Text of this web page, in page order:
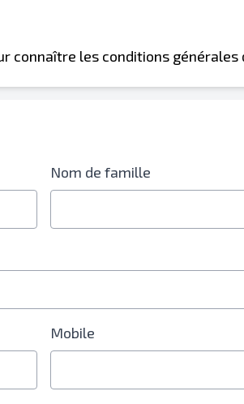
connaître les conditions
Nom de famille
Mobile